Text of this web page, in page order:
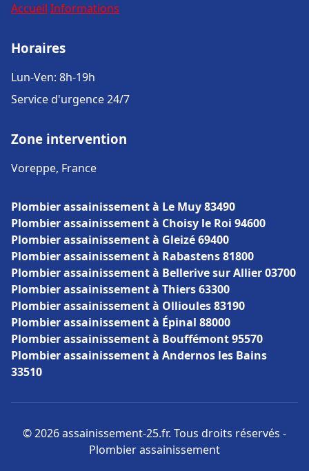
Accueil Informations
Horaires
Lun-Ven: 8h-19h
Service d'urgence 24/7
Zone intervention
Voreppe, France
Plombier assainissement à Le Muy 83490
Plombier assainissement à Choisy le Roi 94600
Plombier assainissement à Gleizé 69400
Plombier assainissement à Rabastens 81800
Plombier assainissement à Bellerive sur Allier 03700
Plombier assainissement à Thiers 63300
Plombier assainissement à Ollioules 83190
Plombier assainissement à Épinal 88000
Plombier assainissement à Bouffémont 95570
Plombier assainissement à Andernos les Bains
33510
© 2026 assainissement-25.fr. Tous droits réservés -
Plombier assainissement